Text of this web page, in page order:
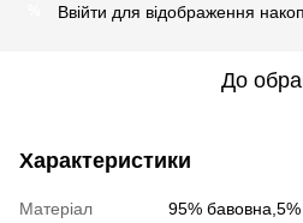
Ввійти для відображення
До
Характеристики
Матеріал 95%